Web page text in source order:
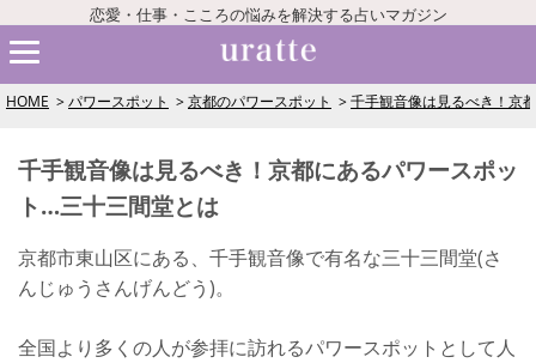
恋愛・仕事・こころの悩みを解決する占いマガジン
HOME パワースポット 京都のパワースポット 千手観音像は見るべき！京
千手観音像は見るべき！京都にあるパワースポッ
ト…三十三間堂とは
京都市東山区にある、千手観音像で有名な三十三間堂(さ
んじゅうさんげんどう)。
全国より多くの人が参拝に訪れるパワースポットとして人